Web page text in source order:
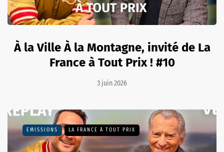
À la Ville À la Montagne, invité de La
France à Tout Prix ! #10
3 juin 2026
EMISSIONS LA FRANCE À TOUT PRIX